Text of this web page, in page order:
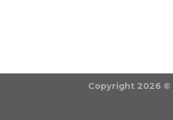
Copyright 2026 ©